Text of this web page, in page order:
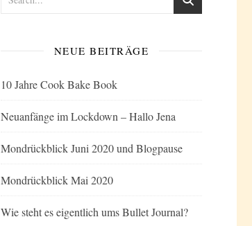
NEUE BEITRÄGE
10 Jahre Cook Bake Book
Neuanfänge im Lockdown – Hallo Jena
Mondrückblick Juni 2020 und Blogpause
Mondrückblick Mai 2020
Wie steht es eigentlich ums Bullet Journal?